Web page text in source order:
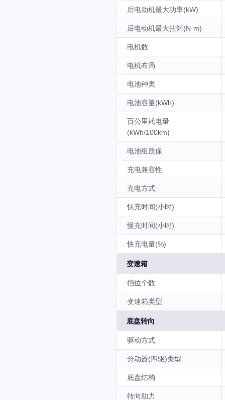
后电动机最大功率(kW)
后电动机最大扭矩(N·m)
电机数
电机布局
电池种类
电池容量(kWh)
百公里耗电量
(kWh/100km)
电池组质保
充电兼容性
充电方式
快充时间(小时)
慢充时间(小时)
快充电量(%)
变速箱
挡位个数
变速箱类型
底盘转向
驱动方式
分动器(四驱)类型
底盘结构
转向助力